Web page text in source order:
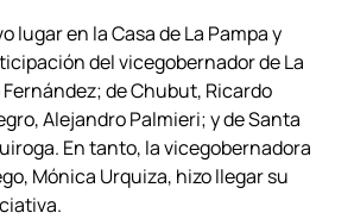
lugar en la Casa de La Pampa y
del vicegobernador de La
de Chubut, Ricardo
Alejandro Palmieri; y de Santa
En tanto, la vicegobernadora
Mónica Urquiza, hizo llegar su